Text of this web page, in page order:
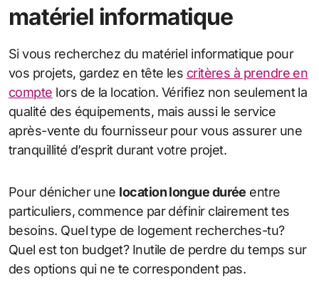
matériel informatique
Si vous recherchez du matériel informatique pour
vos projets, gardez en tête les critères à prendre en
compte lors de la location. Vérifiez non seulement la
qualité des équipements, mais aussi le service
après-vente du fournisseur pour vous assurer une
tranquillité d’esprit durant votre projet.
Pour dénicher une location longue durée entre
particuliers, commence par définir clairement tes
besoins. Quel type de logement recherches-tu?
Quel est ton budget? Inutile de perdre du temps sur
des options qui ne te correspondent pas.